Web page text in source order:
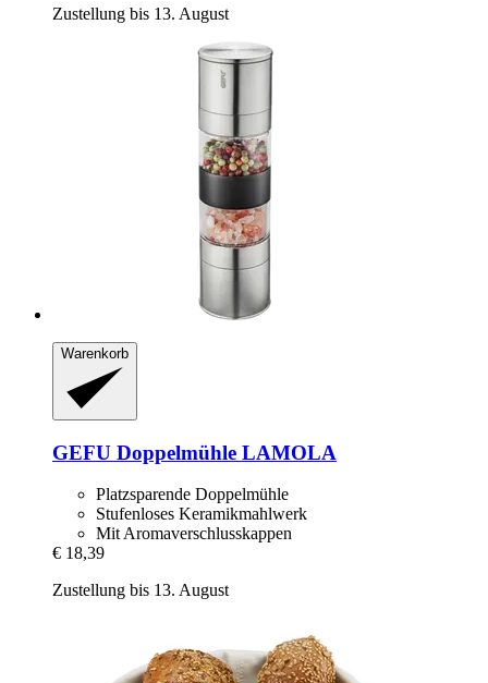
Zustellung bis 13. August
Warenkorb
GEFU Doppelmühle LAMOLA
Platzsparende Doppelmühle
Stufenloses Keramikmahlwerk
Mit Aromaverschlusskappen
€ 18,39
Zustellung bis 13. August